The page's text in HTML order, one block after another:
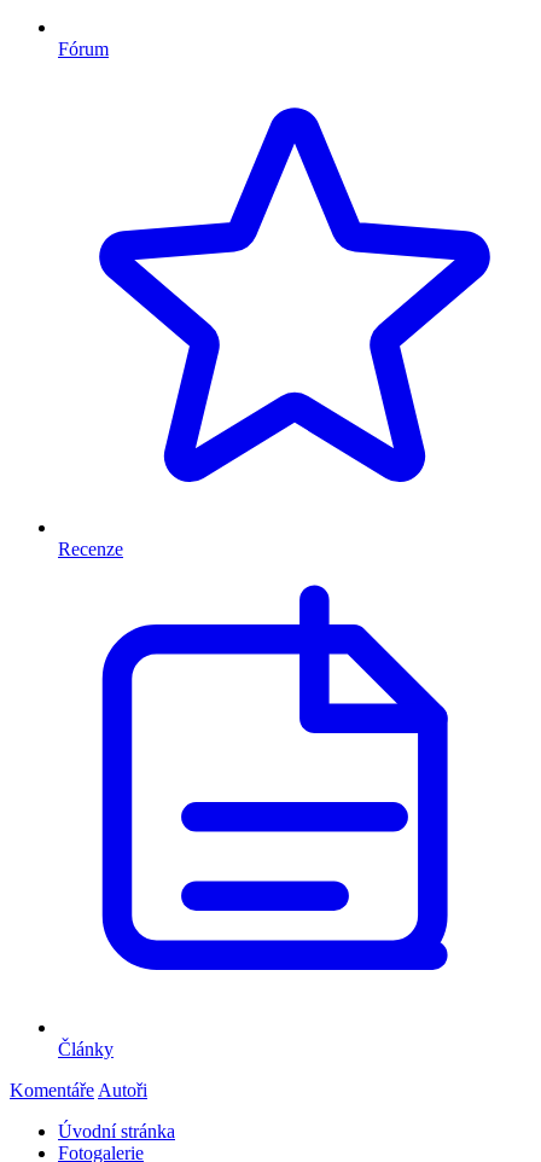
Fórum
Recenze
Články
Komentáře Autoři
Úvodní stránka
Fotogalerie